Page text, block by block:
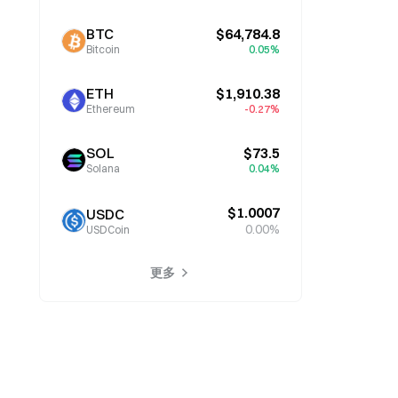
BTC
Bitcoin
$64,784.8
0.05%
ETH
Ethereum
$1,910.38
-0.27%
SOL
Solana
$73.5
0.04%
USDC
USDCoin
$1.0007
0.00%
更多